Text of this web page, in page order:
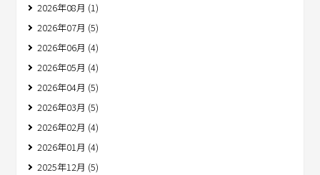
2026年08月 (1)
2026年07月 (5)
2026年06月 (4)
2026年05月 (4)
2026年04月 (5)
2026年03月 (5)
2026年02月 (4)
2026年01月 (4)
2025年12月 (5)